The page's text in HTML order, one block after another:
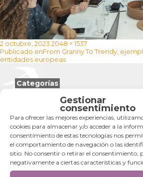
Gestionar
consentimiento
Para ofrecer las mejores experiencias,
cookies para almacenar y/o acceder a la
consentimiento de estas tecnologías nos
el comportamiento de navegación o las
sitio. No consentir o retirar el consentimiento,
negativamente a ciertas características y
Publicado
el
2 octubre, 2023 Tamaño
completo
2048 × 1537
Navegación
de
Publicado enFrom Granny To Trendy,
entidades europeas
Categorías